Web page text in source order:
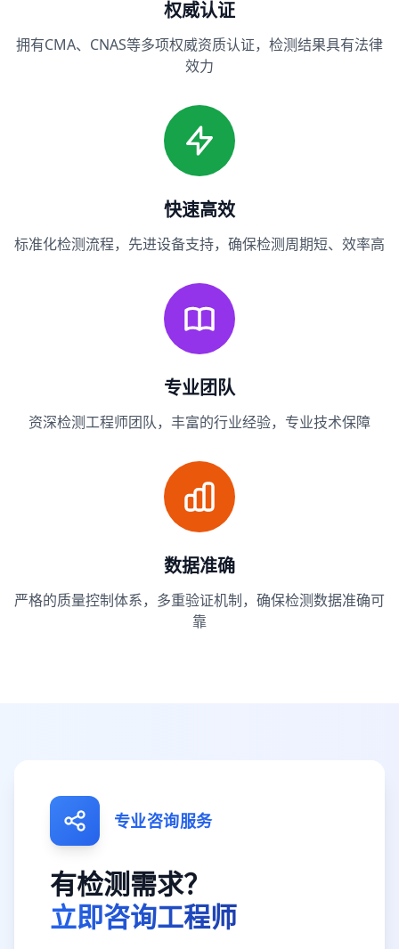
权威认证
拥有CMA、CNAS等多项权威资质认证，检测结果具有法律
效力
快速高效
标准化检测流程，先进设备支持，确保检测周期短、效率高
专业团队
资深检测工程师团队，丰富的行业经验，专业技术保障
数据准确
严格的质量控制体系，多重验证机制，确保检测数据准确可
靠
专业咨询服务
有检测需求？
立即咨询工程师